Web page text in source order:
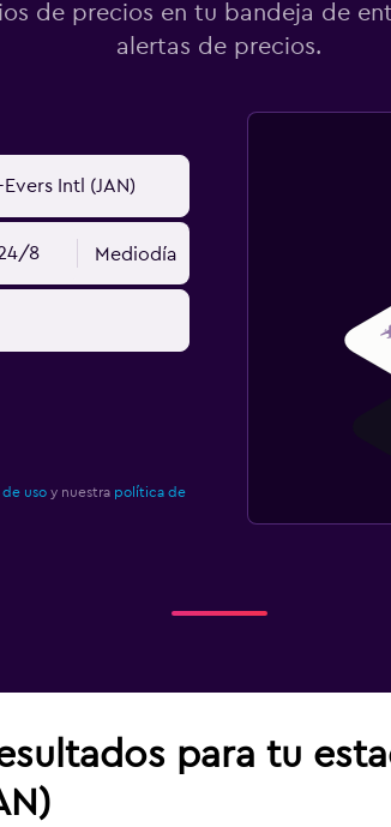
de precios en tu bandeja de
alertas de precios.
8 Mediodía
usoy nuestra política de
para tu